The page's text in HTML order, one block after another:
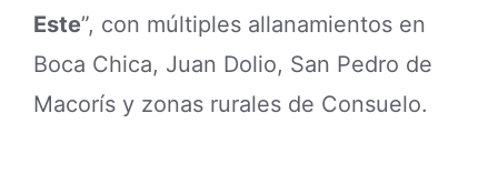
Este”, con múltiples allanamientos en
Boca Chica, Juan Dolio, San Pedro de
Macorís y zonas rurales de Consuelo.